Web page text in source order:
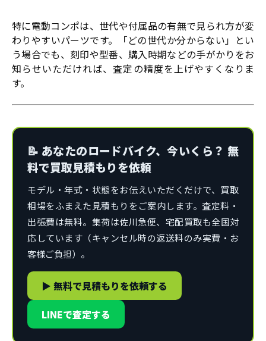
特に電動コンポは、世代や付属品の有無で見られ方が変
わりやすいパーツです。「どの世代か分からない」とい
う場合でも、刻印や型番、購入時期などの手がかりをお
知らせいただければ、査定の精度を上げやすくなりま
す。
📝 あなたのロードバイク、今いくら？ 無
料で買取見積もりを依頼
モデル・年式・状態をお伝えいただくだけで、買取
相場をふまえた見積もりをご案内します。査定料・
出張費は無料。集荷は佐川急便、宅配買取も全国対
応しています（キャンセル時の返送料のみ実費・お
客様ご負担）。
▶ 無料で見積もりを依頼する
LINEで査定する